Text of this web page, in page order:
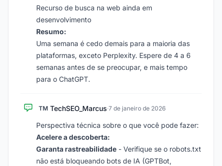
Recurso de busca na web ainda em
desenvolvimento
Resumo:
Uma semana é cedo demais para a maioria das
plataformas, exceto Perplexity. Espere de 4 a 6
semanas antes de se preocupar, e mais tempo
para o ChatGPT.
TM TechSEO_Marcus·7 de janeiro de 2026
Perspectiva técnica sobre o que você pode fazer:
Acelere a descoberta:
Garanta rastreabilidade - Verifique se o robots.txt
não está bloqueando bots de IA (GPTBot,